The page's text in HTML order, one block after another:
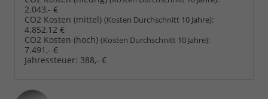
2.043,- €
CO2 Kosten (mittel) (Kosten Durchschnitt 10 Jahre):
4.852,12 €
CO2 Kosten (hoch) (Kosten Durchschnitt 10 Jahre):
7.491,- €
Jahressteuer: 388,- €